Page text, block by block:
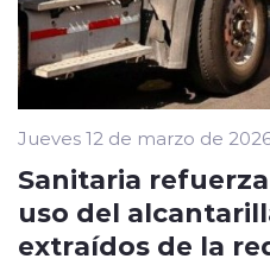
Jueves 12 de marzo de
Sanitaria
uso del
extraídos de la